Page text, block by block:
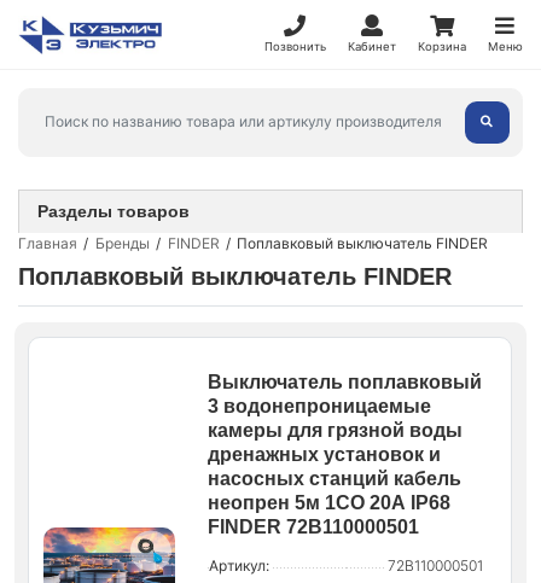
Позвонить Кабинет Корзина Меню
Главная Бренды FINDER Поплавковый выключатель FINDER
Поплавковый выключатель FINDER
Выключатель поплавковый
3 водонепроницаемые
камеры для грязной воды
дренажных установок и
насосных станций кабель
неопрен 5м 1СО 20А IP68
FINDER 72B110000501
Артикул:
72B110000501
Разделы товаров